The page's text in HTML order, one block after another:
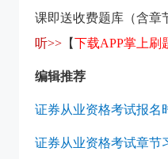
课即送收费题库（含章
听>> 【下载APP掌上刷
编辑推荐
证券从业资格考试报名
证券从业资格考试章节